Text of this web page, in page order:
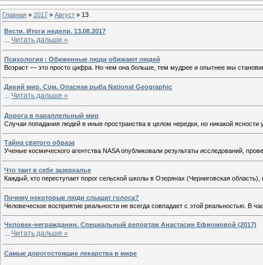
Главная » 2017 » Август » 13
Вести. Итоги недели. 13.08.2017
Читать дальше »
Психология : Обиженные люди обижают людей
Возраст — это просто цифра. Но чем она больше, тем мудрее и опытнее мы
Дикий мир. Сом. Опасная рыба National Geographic
... Читать дальше »
Дорога в параллельный мир
Случаи попадания людей в иные пространства в целом нередки, но никакой
Тайна святого образа
Ученые космического агентства NASA опубликовали результаты исследований,
Что таит в себе зазеркалье
Каждый, кто переступает порог сельской школы в Озерянах (Черниговская
Почему некоторые люди слышат голоса?
Человеческое восприятие реальности не всегда совпадает с этой реальностью. В
Человек-негражданин. Специальный репортаж Анастасии Ефиомовой (2017)
... Читать дальше »
Самые дорогостоящие лекарства в мире